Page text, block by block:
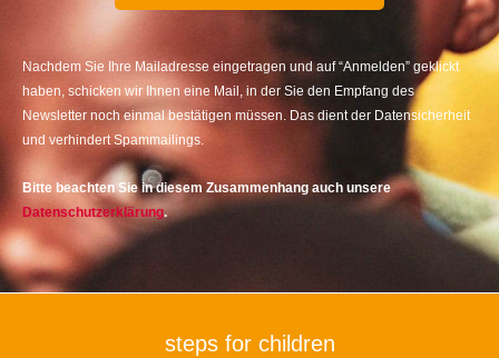
Nachdem Sie Ihre Mailadresse eingetragen und auf “Anmelden” geklickt
haben, schicken wir Ihnen eine Mail, in der Sie den Empfang des
Newsletter noch einmal bestätigen müssen. Das dient der Datensicherheit
und verhindert Spammailings.
Bitte beachten Sie in diesem Zusammenhang auch unsere
Datenschutzerklärung.
steps for children